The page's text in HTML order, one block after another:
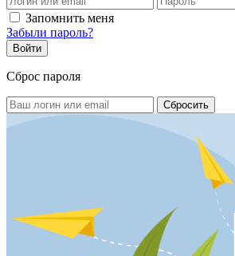
Запомнить меня
Забыли пароль?
Сброс пароля